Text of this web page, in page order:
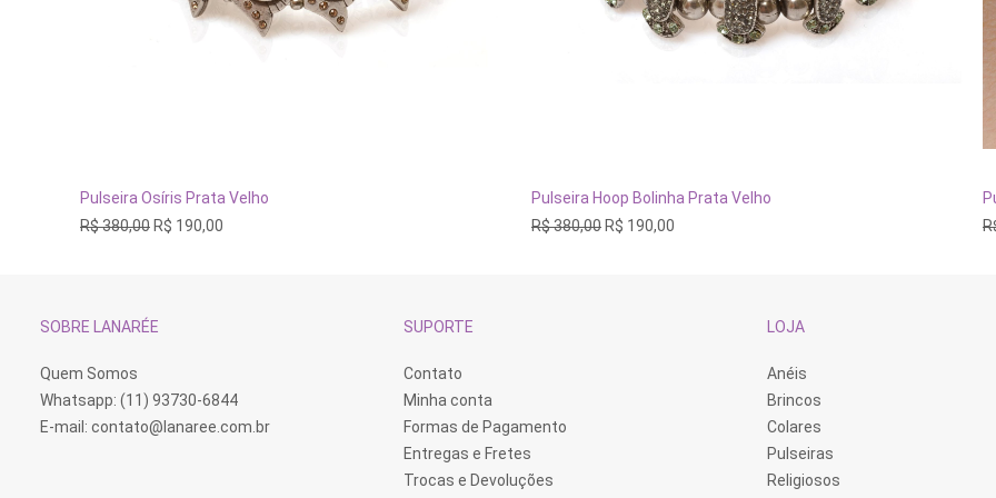
ADICIONAR AO CARRINHO
Pulseira Osíris Prata Velho
R$380,00OR$ 190,00
ADICIONAR AO CARRINHO
Pulseira Hoop Bolinha Prata Velho
R$380,00OR$ 190,00
SOBRE LANARÉE
Quem Somos
Whatsapp: (11) 93730-6844
E-mail: contato@lanaree.com.br
SUPORTE
Contato
Minha conta
Formas de Pagamento
Entregas e Fretes
Trocas e Devoluções
LOJA
Anéis
Brincos
Colares
Pulseiras
Religiosos